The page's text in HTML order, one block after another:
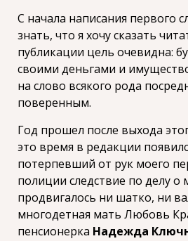
С начала написания первого
знать, что я хочу сказать
публикации цель очевидна:
своими деньгами и
на слово всякого рода
поверенным.
Год прошел после выхода
это время в редакции
потерпевший от рук моего
полиции следствие по делу о
продвигалось ни шатко, ни
многодетная мать Любовь
пенсионерка Надежда